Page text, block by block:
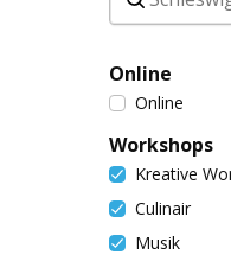
Online
Online
Workshops
Kreative
Culinair
Musik